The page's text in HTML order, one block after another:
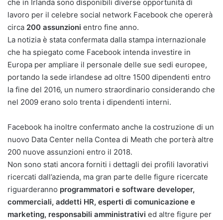
che in Irlanda sono disponibili diverse opportunità di
lavoro per il celebre social network Facebook che opererà
circa 200 assunzioni entro fine anno.
La notizia è stata confermata dalla stampa internazionale
che ha spiegato come Facebook intenda investire in
Europa per ampliare il personale delle sue sedi europee,
portando la sede irlandese ad oltre 1500 dipendenti entro
la fine del 2016, un numero straordinario considerando che
nel 2009 erano solo trenta i dipendenti interni.
Facebook ha inoltre confermato anche la costruzione di un
nuovo Data Center nella Contea di Meath che porterà altre
200 nuove assunzioni entro il 2018.
Non sono stati ancora forniti i dettagli dei profili lavorativi
ricercati dall’azienda, ma gran parte delle figure ricercate
riguarderanno programmatori e software developer,
commerciali, addetti HR, esperti di comunicazione e
marketing, responsabili amministrativi ed altre figure per